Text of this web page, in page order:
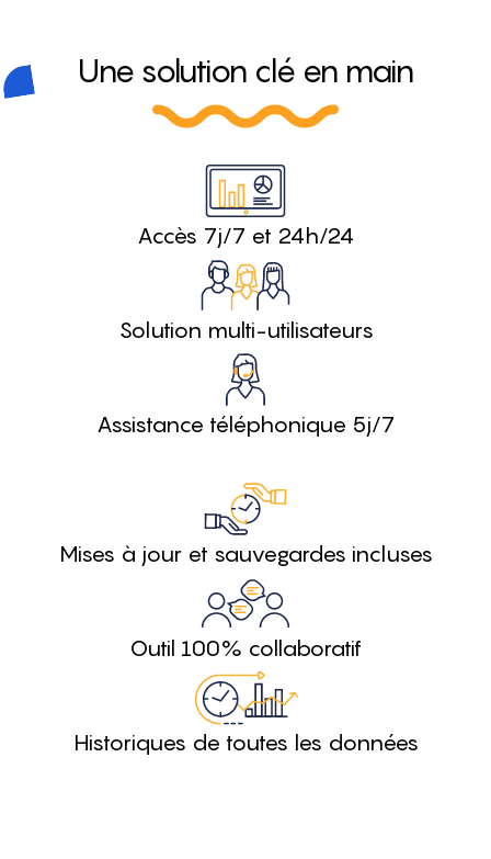
Une solution clé en main
Accès 7j/7 et 24h/24
Solution multi-utilisateurs
Assistance téléphonique 5j/7
Mises à jour et sauvegardes incluses
Outil 100% collaboratif
Historiques de toutes les données